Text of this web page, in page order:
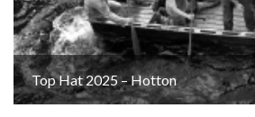
Top Hat 2025 – Hotton